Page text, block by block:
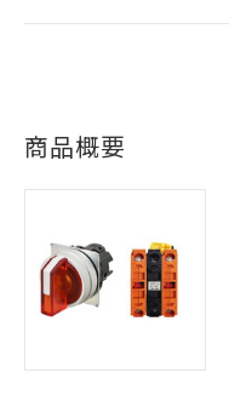
商品概要